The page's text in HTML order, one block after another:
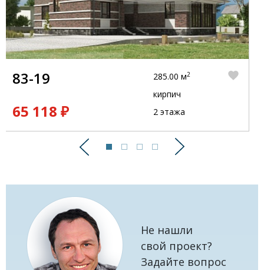
Предыдущий Следующий
83-19
65 118 ₽
285.00 м2
кирпич
2 этажа
Не нашли
свой проект?
Задайте вопрос